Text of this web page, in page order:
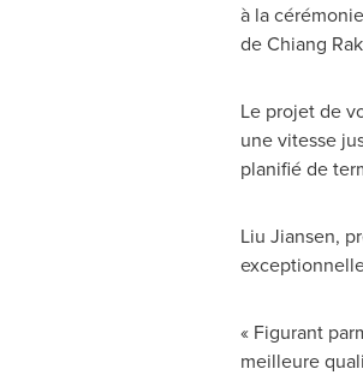
à la
deChiang
Le projet de
une vitesse
planifié de
Liu Jiansen,
« Figurant
meilleure